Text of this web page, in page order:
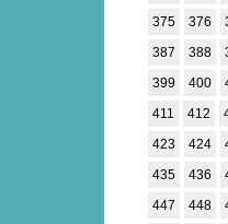
375
376
387
388
399
400
411
412
423
424
435
436
447
448